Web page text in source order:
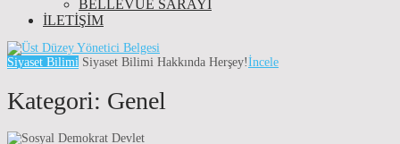
BELLEVUE SARAYI
İLETIŞIM
Siyaset Bilimi Siyaset Bilimi Hakkında Herşey!İncele
Kategori: Genel